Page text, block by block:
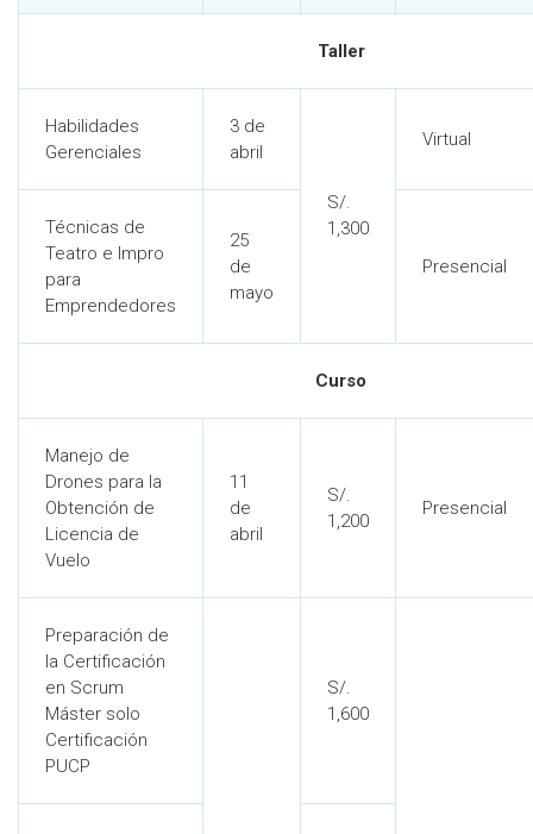
Taller
Habilidades
Gerenciales
3 de
abril
S/.
1,300
Virtual
Técnicas de
Teatro e Impro
para
Emprendedores
25
de
mayo
Presencial
Curso
Manejo de
Drones para la
Obtención de
Licencia de
Vuelo
11
de
abril
S/.
1,200
Presencial
Preparación de
la Certificación
en Scrum
Máster solo
Certificación
PUCP
S/.
1,600